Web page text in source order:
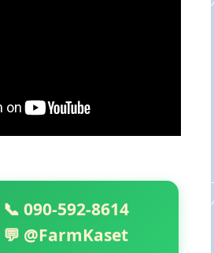
📞 090-592-8614
💬 @FarmKaset